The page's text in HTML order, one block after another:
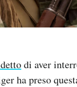
di aver
ha preso